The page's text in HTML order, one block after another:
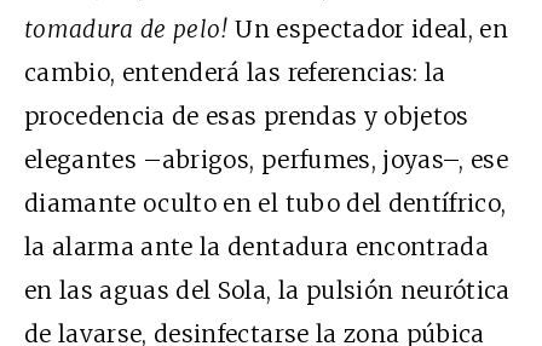
tomadura de pelo! Un espectador ideal, en
cambio, entenderá las referencias: la
procedencia de esas prendas y objetos
elegantes –abrigos, perfumes, joyas–, ese
diamante oculto en el tubo del dentífrico,
la alarma ante la dentadura encontrada
en las aguas del Sola, la pulsión neurótica
de lavarse, desinfectarse la zona púbica